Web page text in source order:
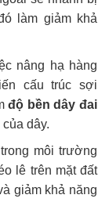
làm giảm khả
nâng hạ hàng
cấu trúc sợi
độ bền dây đai
dây.
môi trường
lê trên mặt đất
giảm khả năng